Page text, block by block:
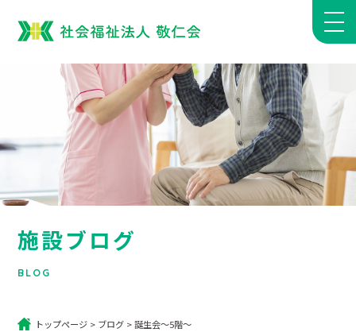
施設ブログ
BLOG
トップページ > ブログ >誕生会～5階～